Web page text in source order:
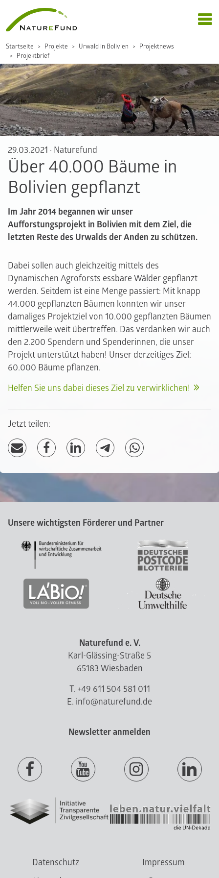
Startseite Projekte Urwald in Bolivien
Projektnews
Projektbrief
29.03.2021 · Naturefund
Über 40.000 Bäume in
Bolivien gepflanzt
Im Jahr 2014 begannen wir unser
Aufforstungsprojekt in Bolivien mit dem Ziel, die
letzten Reste des Urwalds der Anden zu schützen.
Dabei sollen auch gleichzeitig mittels des
Dynamischen Agroforsts essbare Wälder gepflanzt
werden. Seitdem ist eine Menge passiert: Mit knapp
44.000 gepflanzten Bäumen konnten wir unser
damaliges Projektziel von 10.000 gepflanzten Bäumen
mittlerweile weit übertreffen. Das verdanken wir auch
den 2.200 Spendern und Spenderinnen, die unser
Projekt unterstützt haben! Unser derzeitiges Ziel:
60.000 Bäume pflanzen.
Helfen Sie uns dabei dieses Ziel zu verwirklichen!
Jetzt teilen:
Unsere wichtigsten Förderer und Partner
Naturefund e. V.
Karl-Glässing-Straße 5
65183 Wiesbaden
T. +49 611 504 581 011
E. info@naturefund.de
Newsletter anmelden
Datenschutz
Impressum